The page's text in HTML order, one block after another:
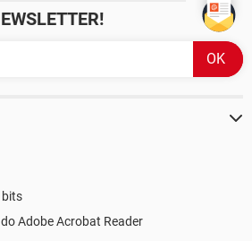
bits
Adobe Acrobat Reader